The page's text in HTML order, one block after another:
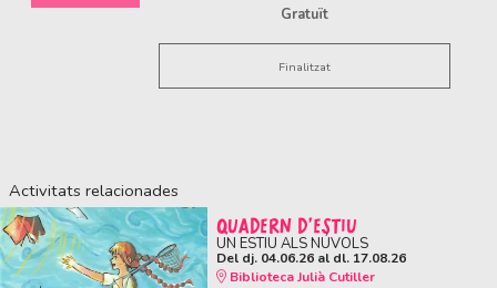
Gratuït
Finalitzat
Activitats relacionades
QUADERN D'ESTIU
UN ESTIU ALS NÚVOLS
Del dj. 04.06.26al dl. 17.08.26
Biblioteca Julià Cutiller